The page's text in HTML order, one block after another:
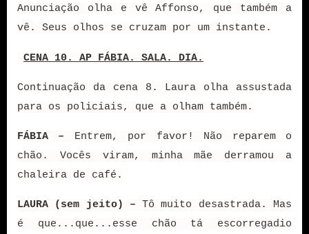
Anunciação olha e vê Affonso, que também a
vê. Seus olhos se cruzam por um instante.
CENA 10. AP FÁBIA. SALA. DIA.
Continuação da cena 8. Laura olha assustada
para os policiais, que a olham também.
FÁBIA – Entrem, por favor! Não reparem o
chão. Vocês viram, minha mãe derramou a
chaleira de café.
LAURA (sem jeito) –Tô muito desastrada. Mas
é que...que...esse chão tá escorregadio